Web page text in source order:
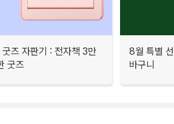
즈 자판기 : 전자책 3만
굿즈
8월 특별
바구니